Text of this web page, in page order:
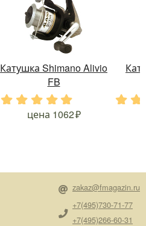
Катушка Shimano Alivio
FB
. . .
цена 1062
zakaz@fmagazin.ru
+7(495)730-71-77
+7(495)266-60-31